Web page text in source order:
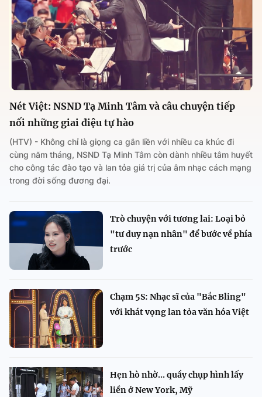
Nét Việt: NSND Tạ Minh Tâm và câu chuyện tiếp
nối những giai điệu tự hào
(HTV) - Không chỉ là giọng ca gắn liền với nhiều ca khúc đi
cùng năm tháng, NSND Tạ Minh Tâm còn dành nhiều tâm huyết
cho công tác đào tạo và lan tỏa giá trị của âm nhạc cách mạng
trong đời sống đương đại.
Trò chuyện với tương lai: Loại bỏ
"tư duy nạn nhân" để bước về phía
trước
Chạm 5S: Nhạc sĩ của "Bắc Bling"
với khát vọng lan tỏa văn hóa Việt
Hẹn hò nhờ... quầy chụp hình lấy
liền ở New York, Mỹ